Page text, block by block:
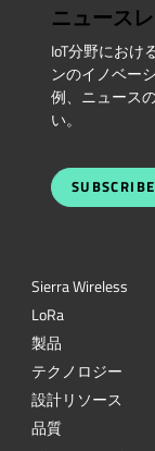
ニュース
IoT分野におけ
ンのイノベー
例、ニュース
い。
SUBSCRIBE
Sierra Wireless
LoRa
製品
テクノロジー
設計リソース
品質